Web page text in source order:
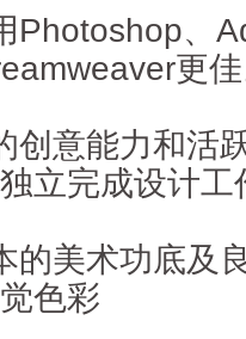
、
更
意能力和活
立完成设计工
美术功底及
色彩